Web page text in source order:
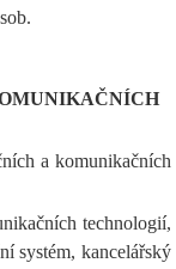
a komunikačních
technologií,
systém, kancelářský